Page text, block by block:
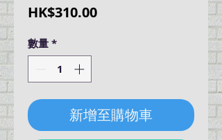
HK$310.00價
數量*
新增至購物車